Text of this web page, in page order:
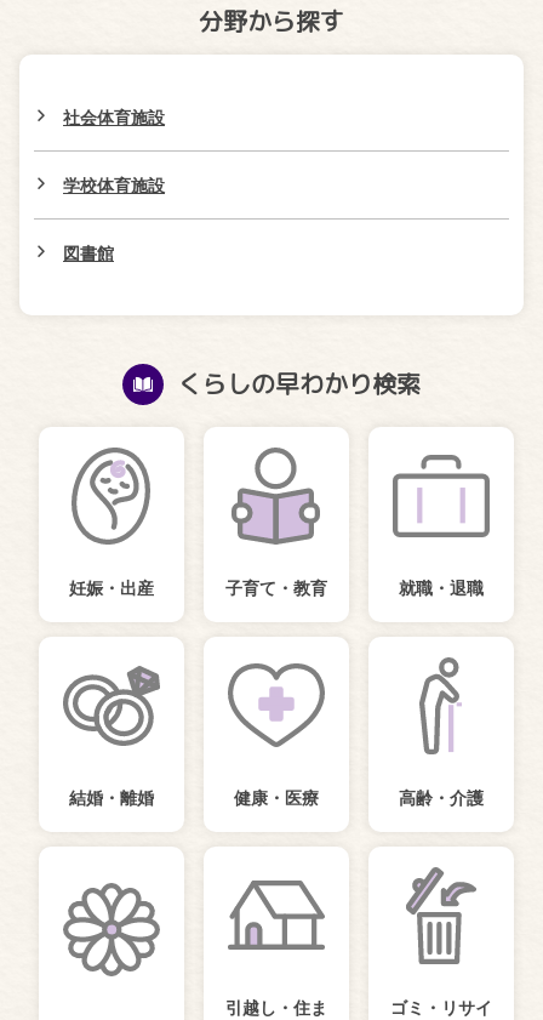
分野から探す
社会体育施設
学校体育施設
図書館
くらしの早わかり検索
妊娠・出産 子育て・教育 就職・退職
結婚・離婚 健康・医療 高齢・介護
引越し・住ま
ゴミ・リサイ